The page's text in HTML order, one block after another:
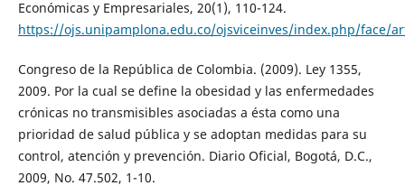
Económicas y Empresariales, 20(1), 110-124.
https://ojs.unipamplona.edu.co/ojsviceinves/index.php/face/
Congreso de la República de Colombia. (2009). Ley 1355,
2009. Por la cual se define la obesidad y las enfermedades
crónicas no transmisibles asociadas a ésta como una
prioridad de salud pública y se adoptan medidas para su
control, atención y prevención. Diario Oficial, Bogotá, D.C.,
2009, No. 47.502, 1-10.